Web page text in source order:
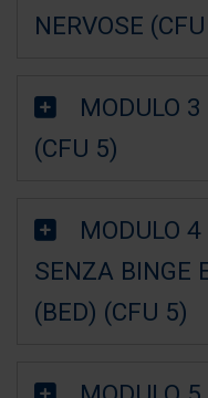
NERVOSE
MODULO
(CFU 5)
MODULO
SENZA BINGE
(BED) (CFU 5)